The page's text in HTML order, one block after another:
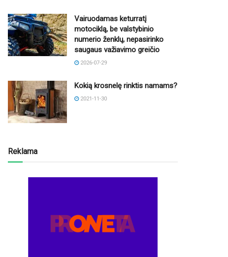
Vairuodamas keturratį
motociklą, be valstybinio
numerio ženklų, nepasirinko
saugaus važiavimo greičio
2026-07-29
Kokią krosnelę rinktis namams?
2021-11-30
Reklama